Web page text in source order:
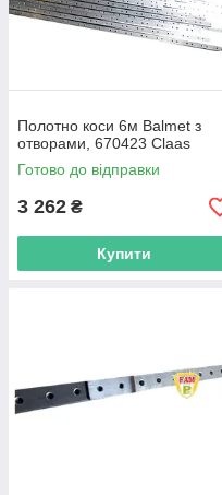
Полотно коси 6м Balmet з
отворами, 670423 Claas
Готово до відправки
3 262 ₴
Купити